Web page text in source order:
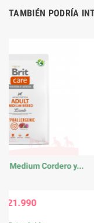
TAMBIÉN PODRÍA
Yogurt